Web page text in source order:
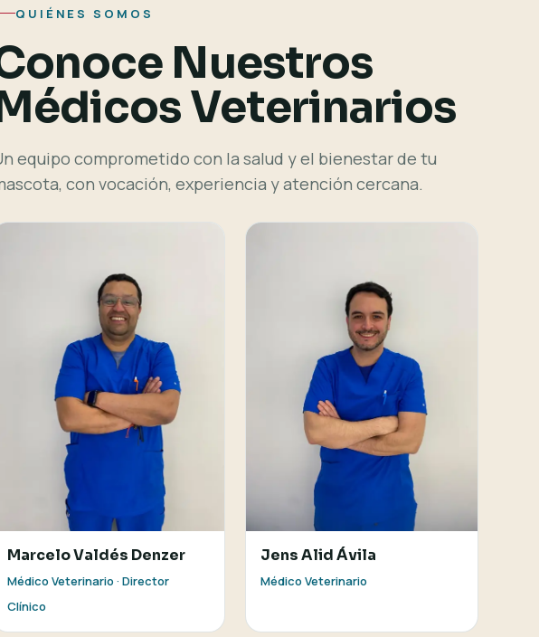
QUIÉNES SOMOS
Nuestros
Veterinarios
equipo comprometido con la salud y el bienestar de tu
con vocación, experiencia y atención cercana.
Marcelo Valdés Denzer
Médico Veterinario · Director
Clínico
Jens Alid Ávila
Médico Veterinario